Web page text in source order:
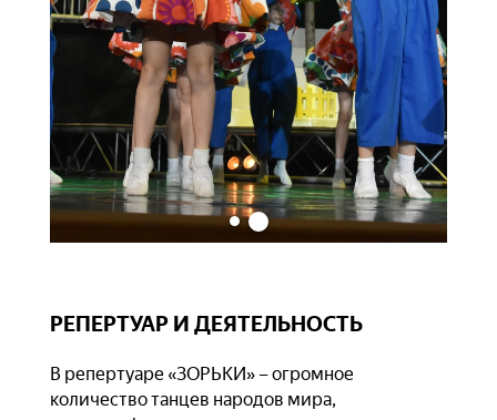
РЕПЕРТУАР И ДЕЯТЕЛЬНОСТЬ
В репертуаре «ЗОРЬКИ» – огромное
количество танцев народов мира,